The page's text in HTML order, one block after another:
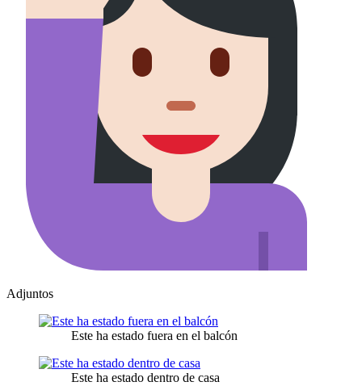
Adjuntos
Este ha estado fuera en el balcón
Este ha estado dentro de casa